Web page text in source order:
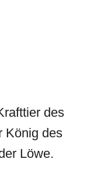
des
König des
Löwe.